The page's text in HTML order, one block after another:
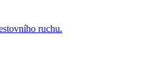
ruchu.